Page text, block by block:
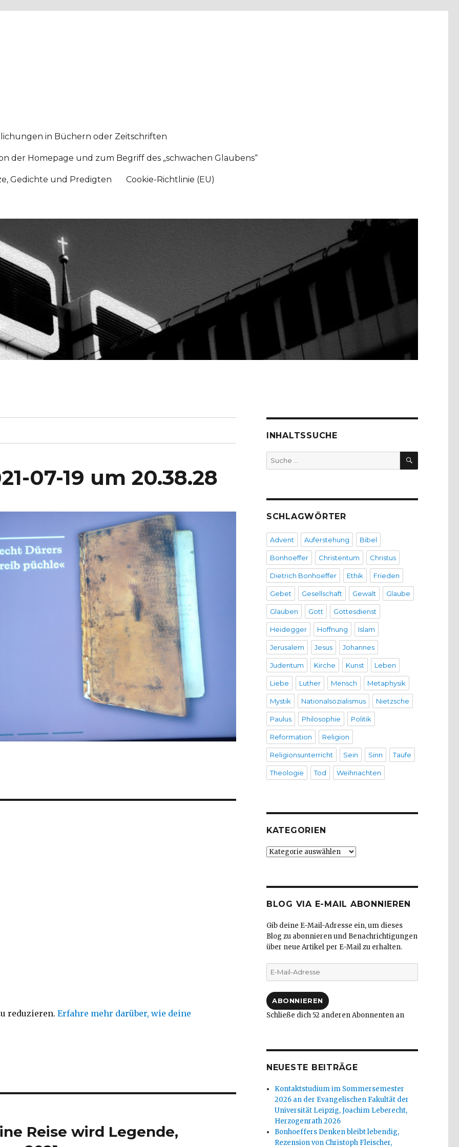
in Büchern oder Zeitschriften
der Homepage und zum Begriff des „schwachen Glaubens“
Gedichte und Predigten Cookie-Richtlinie (EU)
07-19 um 20.38.28
reduzieren.Erfahre mehr darüber, wie deine
Reise wird Legende,
INHALTSSUCHE
Suche
nach:
SUCHEN
SCHLAGWÖRTER
Advent Auferstehung Bibel
Bonhoeffer Christentum Christus
Dietrich Bonhoeffer Ethik Frieden
Gebet Gesellschaft Gewalt Glaube
Glauben Gott Gottesdienst
Heidegger Hoffnung Islam
Jerusalem Jesus Johannes
Judentum Kirche Kunst Leben
Liebe Luther Mensch Metaphysik
Mystik Nationalsozialismus Nietzsche
Paulus Philosophie Politik
Reformation Religion
Religionsunterricht Sein Sinn Taufe
Theologie Tod Weihnachten
KATEGORIEN
Kategorien
BLOG VIA E-MAIL ABONNIEREN
Gib deine E-Mail-Adresse ein, um dieses
Blog zu abonnieren und Benachrichtigungen
über neue Artikel per E-Mail zu erhalten.
E-
Mail-
ABONNIEREN
Schließe dich 52 anderen Abonnenten an
NEUESTE BEITRÄGE
Kontaktstudium im Sommersemester
2026 an der Evangelischen Fakultät der
Universität Leipzig, Joachim Leberecht,
Herzogenrath 2026
Bonhoeffers Denken bleibt lebendig,
Rezension von Christoph Fleischer,